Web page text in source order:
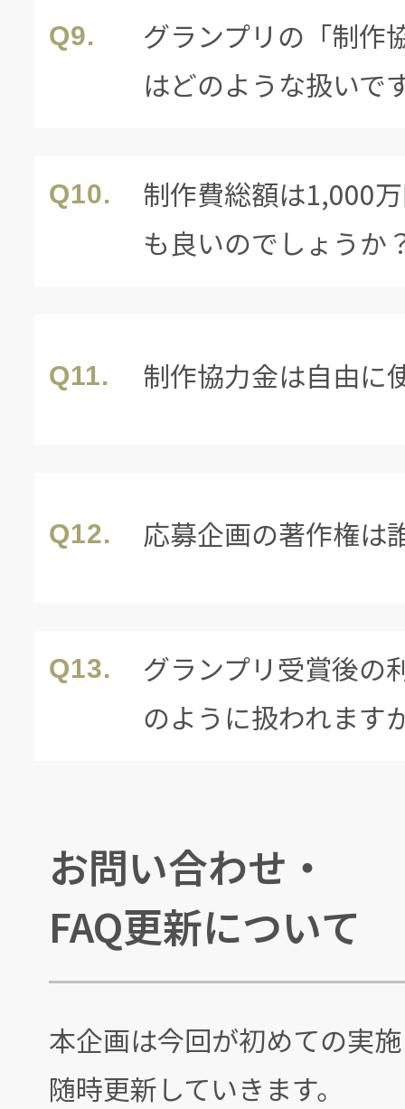
Q9.
グランプリの「制作
はどのような扱いで
Q10.
制作費総額は1,000
も良いのでしょうか
Q11. 制作協力金は自由に
Q12. 応募企画の著作権は
Q13.
グランプリ受賞後の
のように扱われます
お問い合わせ・
FAQ更新について
本企画は今回が初めての実
随時更新していきます。